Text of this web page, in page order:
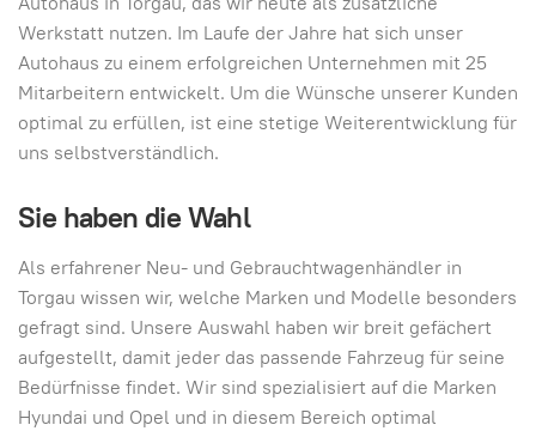
Werkstatt nutzen. Im Laufe der Jahre hat sich unser
Autohaus zu einem erfolgreichen Unternehmen mit 25
Mitarbeitern entwickelt. Um die Wünsche unserer Kunden
optimal zu erfüllen, ist eine stetige Weiterentwicklung für
uns selbstverständlich.
Sie haben die Wahl
Als erfahrener Neu- und Gebrauchtwagenhändler in
Torgau wissen wir, welche Marken und Modelle besonders
gefragt sind. Unsere Auswahl haben wir breit gefächert
aufgestellt, damit jeder das passende Fahrzeug für seine
Bedürfnisse findet. Wir sind spezialisiert auf die Marken
Hyundai und Opel und in diesem Bereich optimal